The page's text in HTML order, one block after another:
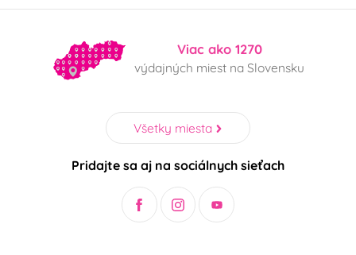
Viac ako 1270
výdajných miest na Slovensku
Všetky miesta
Pridajte sa aj na sociálnych sieťach